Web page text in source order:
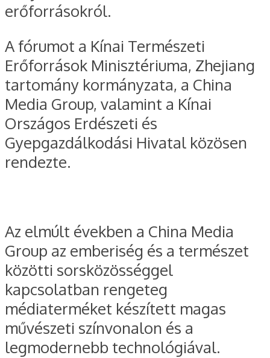
erőforrásokról.
A fórumot a Kínai Természeti
Erőforrások Minisztériuma, Zhejiang
tartomány kormányzata, a China
Media Group, valamint a Kínai
Országos Erdészeti és
Gyepgazdálkodási Hivatal közösen
rendezte.
Az elmúlt években a China Media
Group az emberiség és a természet
közötti sorsközösséggel
kapcsolatban rengeteg
médiaterméket készített magas
művészeti színvonalon és a
legmodernebb technológiával.